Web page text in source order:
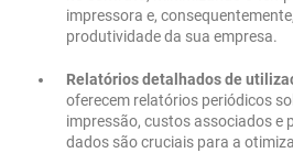
impressora e,
produtividade da sua empresa.
Relatórios detalhados de
oferecem relatórios periódicos
impressão, custos associados e
dados são cruciais para a